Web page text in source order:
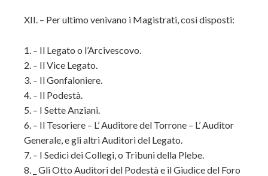
XII. – Per ultimo venivano i Magistrati, così disposti:
1. – Il Legato o l’Arcivescovo.
2. – Il Vice Legato.
3. – Il Gonfaloniere.
4. – Il Podestà.
5. – I Sette Anziani.
6. – Il Tesoriere – L’ Auditore del Torrone – L’ Auditor
Generale, e gli altri Auditori del Legato.
7. – I Sedici dei Collegi, o Tribuni della Plebe.
8. _ Gli Otto Auditori del Podestà e il Giudice del Foro